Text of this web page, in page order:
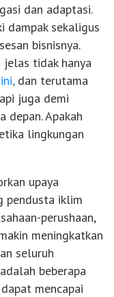
dan adaptasi.
dampak sekaligus
bisnisnya.
tidak hanya
dan terutama
juga demi
depan. Apakah
lingkungan
upaya
pendusta iklim
perushaan,
meningkatkan
seluruh
beberapa
mencapai